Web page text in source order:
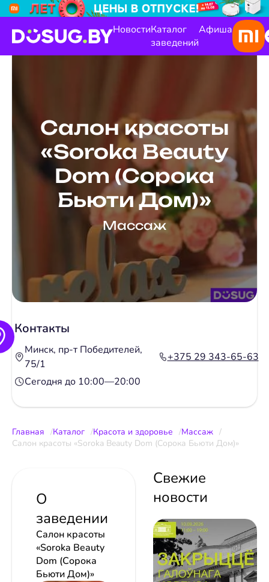
НовостиКаталог
заведений
Афиша
Салон красоты
«Soroka Beauty
Dom (Сорока
Бьюти Дом)»
Массаж
Контакты
Минск, пр-т Победителей,
75/1
+375 29 343-65-63
Сегодня до 10:00—20:00
Главная Каталог Красота и здоровье
Массаж
Салон красоты «Soroka Beauty Dom (Сорока Бьюти Дом)»
О
заведении
Салон красоты
«Soroka Beauty
Dom (Сорока
Бьюти Дом)»
Свежие
новости